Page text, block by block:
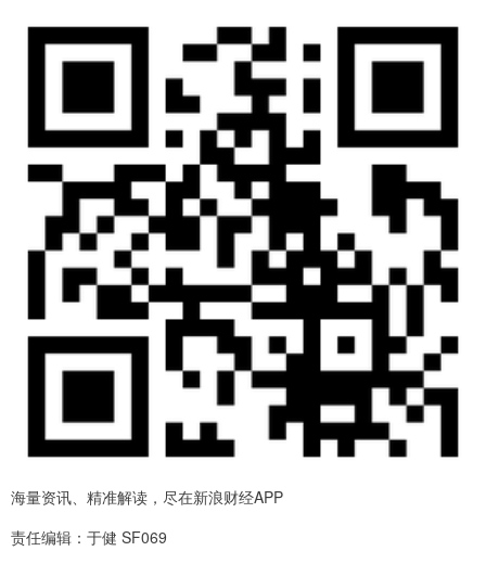
海量资讯、精准解读，尽在新浪财经APP
责任编辑：于健 SF069